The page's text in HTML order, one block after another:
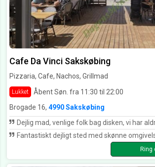
Cafe Da Vinci Sakskøbing
Pizzaria, Cafe, Nachos, Grillmad
Lukket Åbent Søn. fra 11:30 til 22:00
Brogade 16, 4990 Sakskøbing
Dejlig mad, venlige folk bag disken, vi har aldrig været skuffede når vi har fået mad herfra, vores
Fantastiskt dejligt sted med skønne omgivelser, mad og sevice er ????. Dette er virkelig mit yndlingssted i byen. Maden ordnes på en meget kunstnerisk måde. Det er rent
Ring